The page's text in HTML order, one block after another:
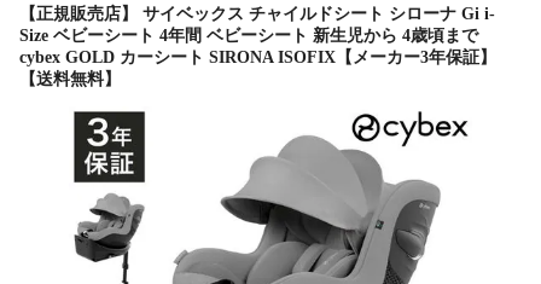
【正規販売店】 サイベックス チャイルドシート シローナ Gi i-
Size ベビーシート 4年間 ベビーシート 新生児から 4歳頃まで
cybex GOLD カーシート SIRONA ISOFIX【メーカー3年保証】
【送料無料】